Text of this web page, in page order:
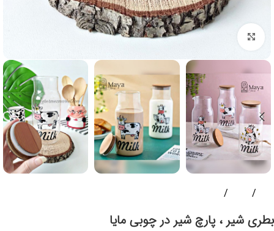
برای بزرگنمایی کلیک کنید
بطری شیر ، پارچ شیر در چوبی مایا